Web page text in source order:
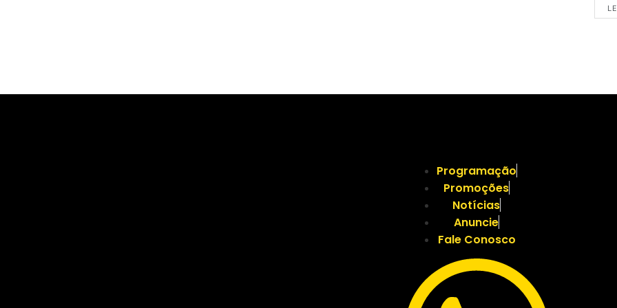
Programação
Promoções
Notícias
Anuncie
Fale Conosco